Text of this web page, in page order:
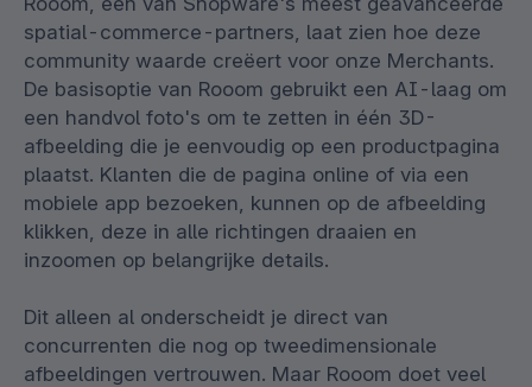
spatial-commerce-partners, laat zien hoe deze
community waarde creëert voor onze Merchants.
De basisoptie van Rooom gebruikt een AI-laag om
een handvol foto's om te zetten in één 3D-
afbeelding die je eenvoudig op een productpagina
plaatst. Klanten die de pagina online of via een
mobiele app bezoeken, kunnen op de afbeelding
klikken, deze in alle richtingen draaien en
inzoomen op belangrijke details.
Dit alleen al onderscheidt je direct van
concurrenten die nog op tweedimensionale
afbeeldingen vertrouwen. Maar Rooom doet veel